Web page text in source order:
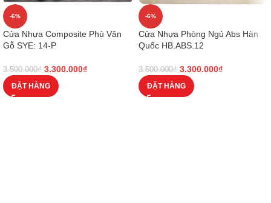
-6%
Cửa Nhựa Composite Phủ Vân
Gỗ SYE: 14-P
3.500.000₫ 3.300.000₫
ĐẶT HÀNG
-6%
Cửa Nhựa Phòng Ngủ Abs Hàn
Quốc HB.ABS.12
3.500.000₫ 3.300.000₫
ĐẶT HÀNG